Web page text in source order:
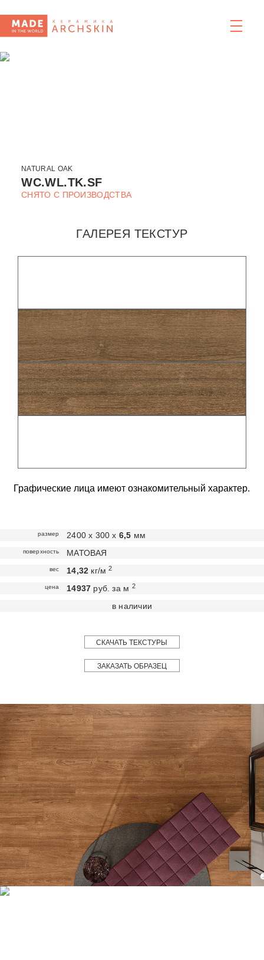
NATURAL OAK
WC.WL.TK.SF
СНЯТО С ПРОИЗВОДСТВА
ГАЛЕРЕЯ ТЕКСТУР
Графические лица имеют ознакомительный характер.
размер 2400 х 300 х 6,5 мм
поверхность МАТОВАЯ
вес 14,32 кг/м2
цена 14937 руб. за м 2
в наличии
СКАЧАТЬ ТЕКСТУРЫ
ЗАКАЗАТЬ ОБРАЗЕЦ